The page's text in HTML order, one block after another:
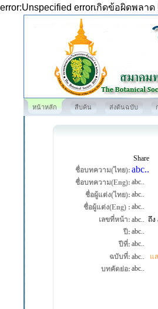
error:Unspecified errorเกิดข้อผิดพลาด
หน้าหลัก สืบค้น ส่งต้นฉบับ
Share
ชื่อบทความ(ไทย): abc..
ชื่อบทความ(Eng): abc..
ชื่อผู้แต่ง(ไทย): abc..
ชื่อผู้แต่ง(Eng) : abc..
เลขที่หน้า: abc.. ถึง
ปี: abc..
ปีที่: abc..
ฉบับที่: abc..
แ
บทคัดย่อ: abc..